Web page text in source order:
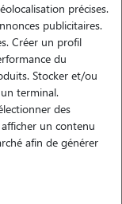
besoin et cet amour
car je ne sais que
partir sans mon
garder et le besoin
que je serais la
précises.
publicitaires.
Créer un profil
du
Stocker et/ou
terminal.
des
un contenu
afin de générer